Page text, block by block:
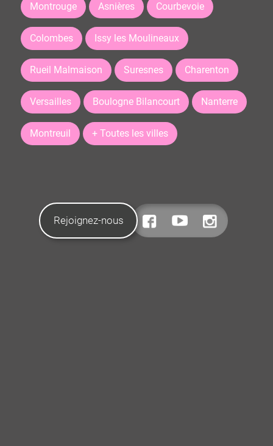
Montrouge Asnières Courbevoie
Colombes Issy les Moulineaux
Rueil Malmaison Suresnes Charenton
Versailles Boulogne Bilancourt Nanterre
Montreuil + Toutes les villes
Rejoignez-nous